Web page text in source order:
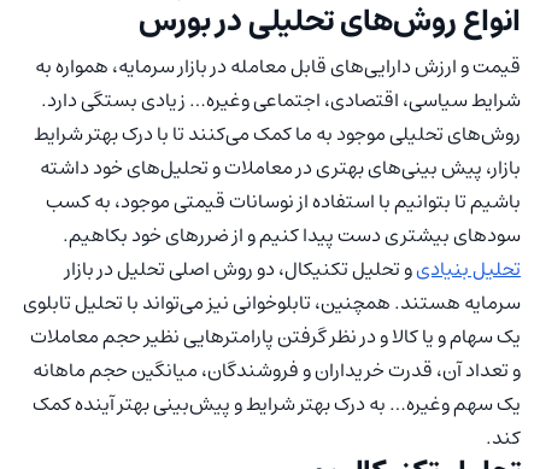
انواع روش‌های تحلیلی در بورس
قیمت و ارزش دارایی‌های قابل معامله در بازار سرمایه، همواره به
شرایط سیاسی، اقتصادی، اجتماعی وغیره… زیادی بستگی دارد.
روش‌های تحلیلی موجود به ما کمک می‌کنند تا با درک بهتر شرایط
بازار، پیش بینی‌های بهتری در معاملات و تحلیل‌های خود داشته
باشیم تا بتوانیم با استفاده از نوسانات قیمتی موجود، به کسب
سودهای بیشتری دست پیدا کنیم و از ضررهای خود بکاهیم.
تحلیل بنیادیو تحلیل تکنیکال، دو روش اصلی تحلیل در بازار
سرمایه هستند. همچنین، تابلوخوانی نیز می‌تواند با تحلیل‌ تابلوی
یک سهام و یا کالا و در نظر گرفتن پارامترهایی نظیر حجم معاملات
و تعداد آن، قدرت خریداران و فروشندگان، میانگین حجم ماهانه
یک سهم وغیره… به درک بهتر شرایط و پیش‌بینی بهتر آینده کمک
کند.